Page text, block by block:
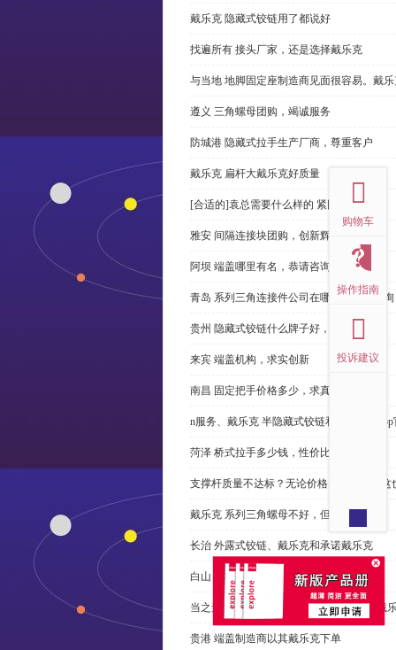
戴乐克 隐藏式铰链用了都说好
找遍所有 接头厂家，还是选择戴乐克
与当地 地脚固定座制造商见面很容易。戴
遵义 三角螺母团购，竭诚服务
防城港 隐藏式拉手生产厂商，尊重客户
戴乐克 扁杆大戴乐克好质量
[合适的]袁总需要什么样的 紧固件？
雅安 间隔连接块团购，创新辉煌
阿坝 端盖哪里有名，恭请咨询
青岛 系列三角连接件公司在哪里，免费咨询
贵州 隐藏式铰链什么牌子好，恭请来电
来宾 端盖机构，求实创新
南昌 固定把手价格多少，求真务实
n服务、戴乐克 半隐藏式铰链和米乐体育
菏泽 桥式拉手多少钱，性价比高
支撑杆质量不达标？无论价格多么便宜，这
戴乐克 系列三角螺母不好，但更好
长治 外露式铰链、戴乐克和承诺戴乐克
白山 工具锁芯价格多少，科普
当之无愧的优秀宁波 直角回转锁制造商-戴
贵港 端盖制造商以其戴乐克下单
购物车
操作指南
投诉建议